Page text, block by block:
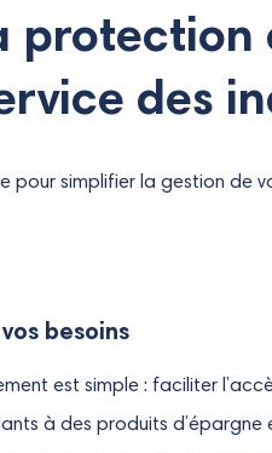
protection
des
pour simplifier la gestion de
besoins
est simple : faciliter
à des produits d’épargne